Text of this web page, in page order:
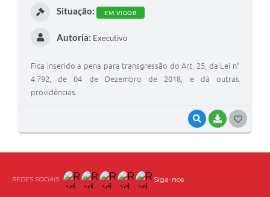
VISUALIZAR
BAIXAR
Situação: EM VIGOR
Autoria: Executivo
Fica inserido a pena para transgressão do Art. 25, da Lei n°
4.792, de 04 de Dezembro de 2018, e dá outras
providências.
Siga-nos